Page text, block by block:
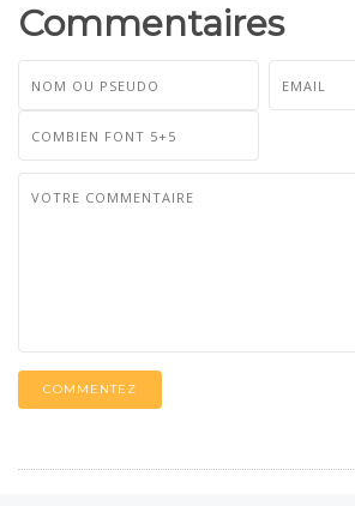
Commentaires
COMMENTEZ